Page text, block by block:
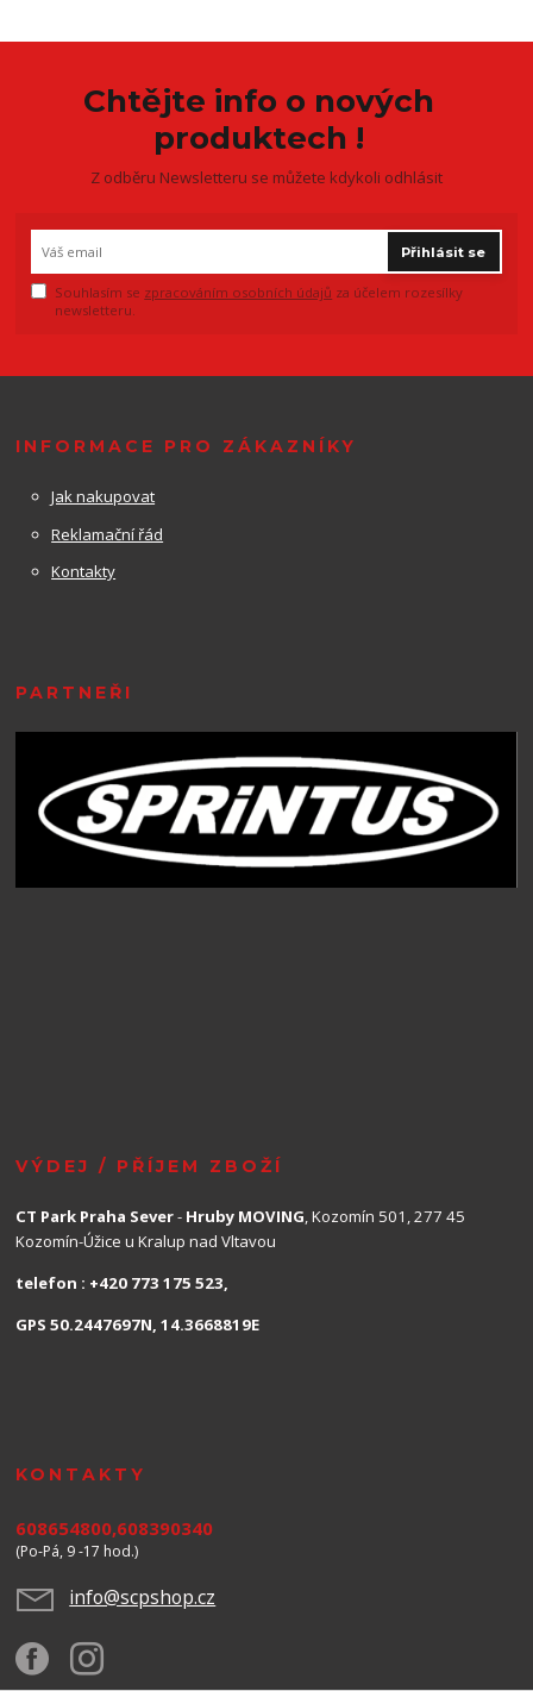
Chtějte info o nových
produktech !
Z odběru Newsletteru se můžete kdykoli odhlásit
Přihlásit se
Souhlasím se zpracováním osobních údajů za účelem rozesílky
newsletteru.
INFORMACE PRO ZÁKAZNÍKY
Jak nakupovat
Reklamační řád
Kontakty
PARTNEŘI
VÝDEJ / PŘÍJEM ZBOŽÍ
CT Park Praha Sever- Hruby MOVING, Kozomín 501, 277 45
Kozomín-Úžice u Kralup nad Vltavou
telefon : +420 773 175 523,
GPS 50.2447697N, 14.3668819E
KONTAKTY
608654800,608390340
(Po-Pá, 9 -17 hod.)
info@scpshop.cz